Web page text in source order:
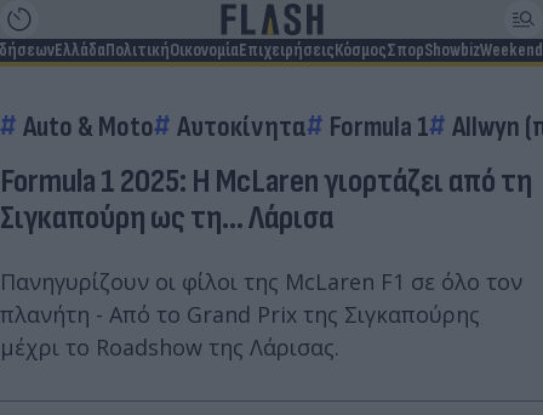
ΕλλάδαΠολιτικήΟικονομίαΕπιχειρήσειςΚόσμοςΣπορShowbizWeekend
Auto & Moto Αυτοκίνητα Formula 1 Allwyn
Formula 1 2025: Η McLaren γιορτάζει από τη
Σιγκαπούρη ως τη... Λάρισα
Πανηγυρίζουν οι φίλοι της McLaren F1 σε όλο τον
πλανήτη - Από το Grand Prix της Σιγκαπούρης
μέχρι το Roadshow της Λάρισας.